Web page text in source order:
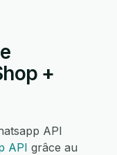
+
API
API grâce au